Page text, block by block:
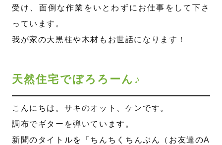
受け、面倒な作業をいとわずにお仕事をして下さ
っています。
我が家の大黒柱や木材もお世話になります！
天然住宅でぼろろーん♪
こんにちは。サキのオット、ケンです。
調布でギターを弾いています。
新聞のタイトルを「ちんちくちんぶん（お友達のA